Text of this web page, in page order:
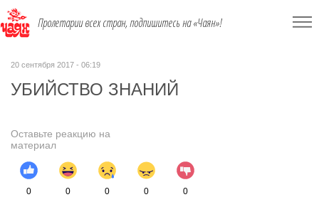
Пролетарии всех стран, подпишитесь на «Чаян»!
20 сентября 2017 - 06:19
УБИЙСТВО ЗНАНИЙ
Оставьте реакцию на
материал
0 0 0 0 0